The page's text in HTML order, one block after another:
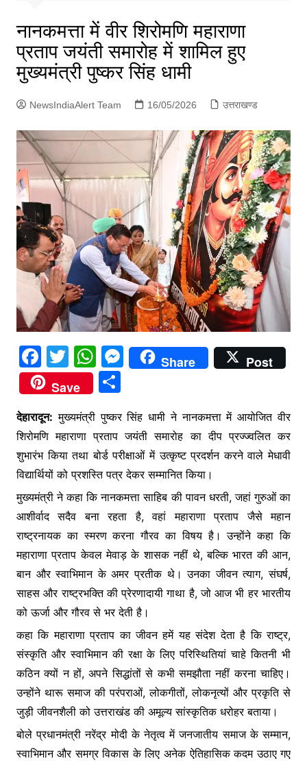
नानकमत्ता में वीर शिरोमणि महाराणा
प्रताप जयंती समारोह में शामिल हुए
मुख्यमंत्री पुष्कर सिंह धामी
NewsIndiaAlert Team 16/05/2026 उत्तराखण्ड
F
a
c
e
b
o
o
k
T
w
itt
er
W
h
at
s
A
p
p
M
e
s
e
n
g
er
Share
Post
Save
S
ar
e
देहारादून: मुख्यमंत्री पुष्कर सिंह धामी ने नानकमत्ता में आयोजित वीर
शिरोमणि महाराणा प्रताप जयंती समारोह का दीप प्रज्ज्वलित कर
शुभारंभ किया तथा बोर्ड परीक्षाओं में उत्कृष्ट प्रदर्शन करने वाले मेधावी
विद्यार्थियों को प्रशस्ति पत्र देकर सम्मानित किया।
मुख्यमंत्री ने कहा कि नानकमत्ता साहिब की पावन धरती, जहां गुरुओं का
आशीर्वाद सदैव बना रहता है, वहां महाराणा प्रताप जैसे महान
राष्ट्रनायक का स्मरण करना गौरव का विषय है। उन्होंने कहा कि
महाराणा प्रताप केवल मेवाड़ के शासक नहीं थे, बल्कि भारत की आन,
बान और स्वाभिमान के अमर प्रतीक थे। उनका जीवन त्याग, संघर्ष,
साहस और राष्ट्रभक्ति की प्रेरणादायी गाथा है, जो आज भी हर भारतीय
को ऊर्जा और गौरव से भर देती है।
कहा कि महाराणा प्रताप का जीवन हमें यह संदेश देता है कि राष्ट्र,
संस्कृति और स्वाभिमान की रक्षा के लिए परिस्थितियां चाहे कितनी भी
कठिन क्यों न हों, अपने सिद्धांतों से कभी समझौता नहीं करना चाहिए।
उन्होंने थारू समाज की परंपराओं, लोकगीतों, लोकनृत्यों और प्रकृति से
जुड़ी जीवनशैली को उत्तराखंड की अमूल्य सांस्कृतिक धरोहर बताया।
बोले प्रधानमंत्री नरेंद्र मोदी के नेतृत्व में जनजातीय समाज के सम्मान,
स्वाभिमान और समग्र विकास के लिए अनेक ऐतिहासिक कदम उठाए गए